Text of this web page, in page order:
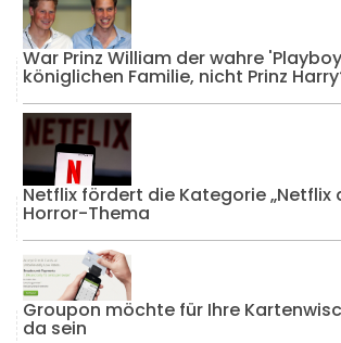
War Prinz William der wahre
königlichen Familie, nicht Prinz
Netflix fördert die Kategorie „Netflix
Horror-Thema
Groupon möchte für Ihre
da sein